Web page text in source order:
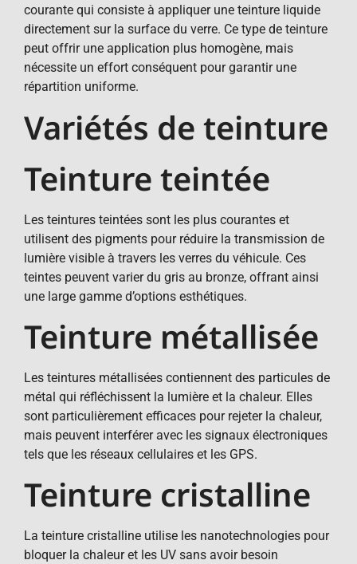
courante qui consiste à appliquer une teinture liquide
directement sur la surface du verre. Ce type de teinture
peut offrir une application plus homogène, mais
nécessite un effort conséquent pour garantir une
répartition uniforme.
Variétés de teinture
Teinture teintée
Les teintures teintées sont les plus courantes et
utilisent des pigments pour réduire la transmission de
lumière visible à travers les verres du véhicule. Ces
teintes peuvent varier du gris au bronze, offrant ainsi
une large gamme d’options esthétiques.
Teinture métallisée
Les teintures métallisées contiennent des particules de
métal qui réfléchissent la lumière et la chaleur. Elles
sont particulièrement efficaces pour rejeter la chaleur,
mais peuvent interférer avec les signaux électroniques
tels que les réseaux cellulaires et les GPS.
Teinture cristalline
La teinture cristalline utilise les nanotechnologies pour
bloquer la chaleur et les UV sans avoir besoin